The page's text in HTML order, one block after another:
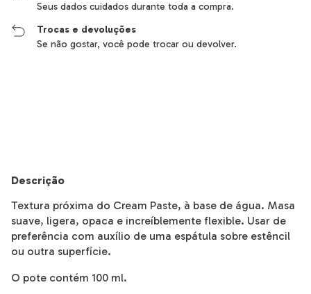
Seus dados cuidados durante toda a compra.
Trocas e devoluções
Se não gostar, você pode trocar ou devolver.
Descrição
Textura próxima do Cream Paste, à base de água. Masa
suave, ligera, opaca e increíblemente flexible. Usar de
preferência com auxílio de uma espátula sobre estêncil
ou outra superfície.
O pote contém 100 ml.